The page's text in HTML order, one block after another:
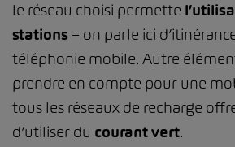
le réseau choisi permette
stations – on parle ici
téléphonie mobile. Autre
prendre en compte pour une
tous les réseaux de recharge
d’utiliser du courant vert.